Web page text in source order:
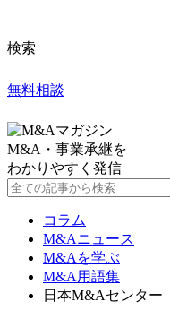
検索
無料相談
M&A・事業承継を
わかりやすく発信
コラム
M&Aニュース
M&Aを学ぶ
M&A用語集
日本M&Aセンター